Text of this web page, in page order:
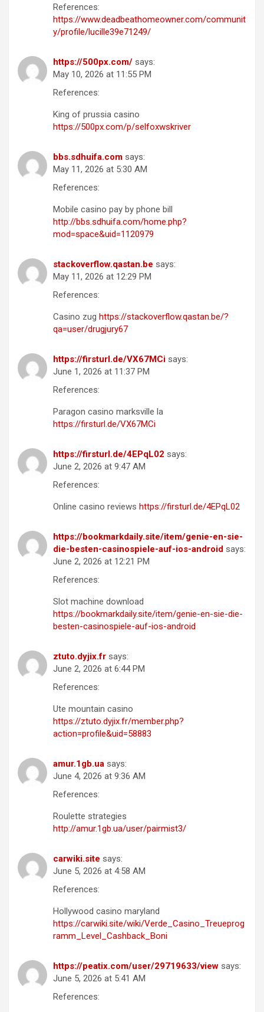
References:
https://www.deadbeathomeowner.com/communit
y/profile/lucille39e71249/
https://500px.com/ says:
May 10, 2026 at 11:55 PM
References:
King of prussia casino
https://500px.com/p/selfoxwskriver
bbs.sdhuifa.com says:
May 11, 2026 at 5:30 AM
References:
Mobile casino pay by phone bill
http://bbs.sdhuifa.com/home.php?
mod=space&uid=1120979
stackoverflow.qastan.be says:
May 11, 2026 at 12:29 PM
References:
Casino zug https://stackoverflow.qastan.be/?
qa=user/drugjury67
https://firsturl.de/VX67MCi says:
June 1, 2026 at 11:37 PM
References:
Paragon casino marksville la
https://firsturl.de/VX67MCi
https://firsturl.de/4EPqL02 says:
June 2, 2026 at 9:47 AM
References:
Online casino reviews https://firsturl.de/4EPqL02
https://bookmarkdaily.site/item/genie-en-sie-
die-besten-casinospiele-auf-ios-android says:
June 2, 2026 at 12:21 PM
References:
Slot machine download
https://bookmarkdaily.site/item/genie-en-sie-die-
besten-casinospiele-auf-ios-android
ztuto.dyjix.fr says:
June 2, 2026 at 6:44 PM
References:
Ute mountain casino
https://ztuto.dyjix.fr/member.php?
action=profile&uid=58883
amur.1gb.ua says:
June 4, 2026 at 9:36 AM
References:
Roulette strategies
http://amur.1gb.ua/user/pairmist3/
carwiki.site says:
June 5, 2026 at 4:58 AM
References:
Hollywood casino maryland
https://carwiki.site/wiki/Verde_Casino_Treueprog
ramm_Level_Cashback_Boni
https://peatix.com/user/29719633/view says:
June 5, 2026 at 5:41 AM
References: